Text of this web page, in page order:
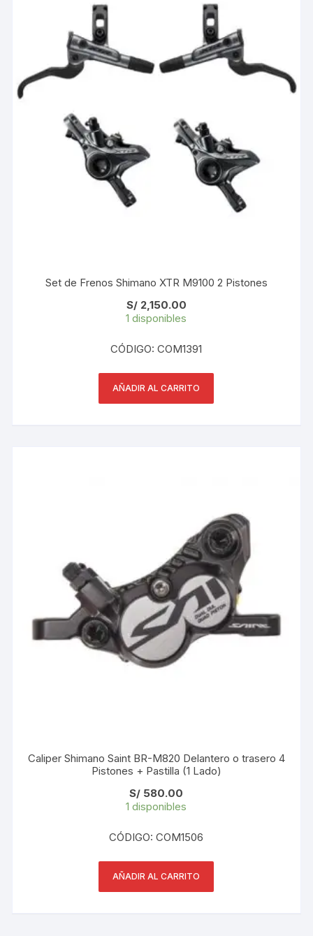
Set de Frenos Shimano XTR M9100 2 Pistones
S/2,150.00
1 disponibles
CÓDIGO: COM1391
AÑADIR AL CARRITO
Caliper Shimano Saint BR-M820 Delantero o trasero 4
Pistones + Pastilla (1 Lado)
S/ 580.00
1 disponibles
CÓDIGO: COM1506
AÑADIR AL CARRITO